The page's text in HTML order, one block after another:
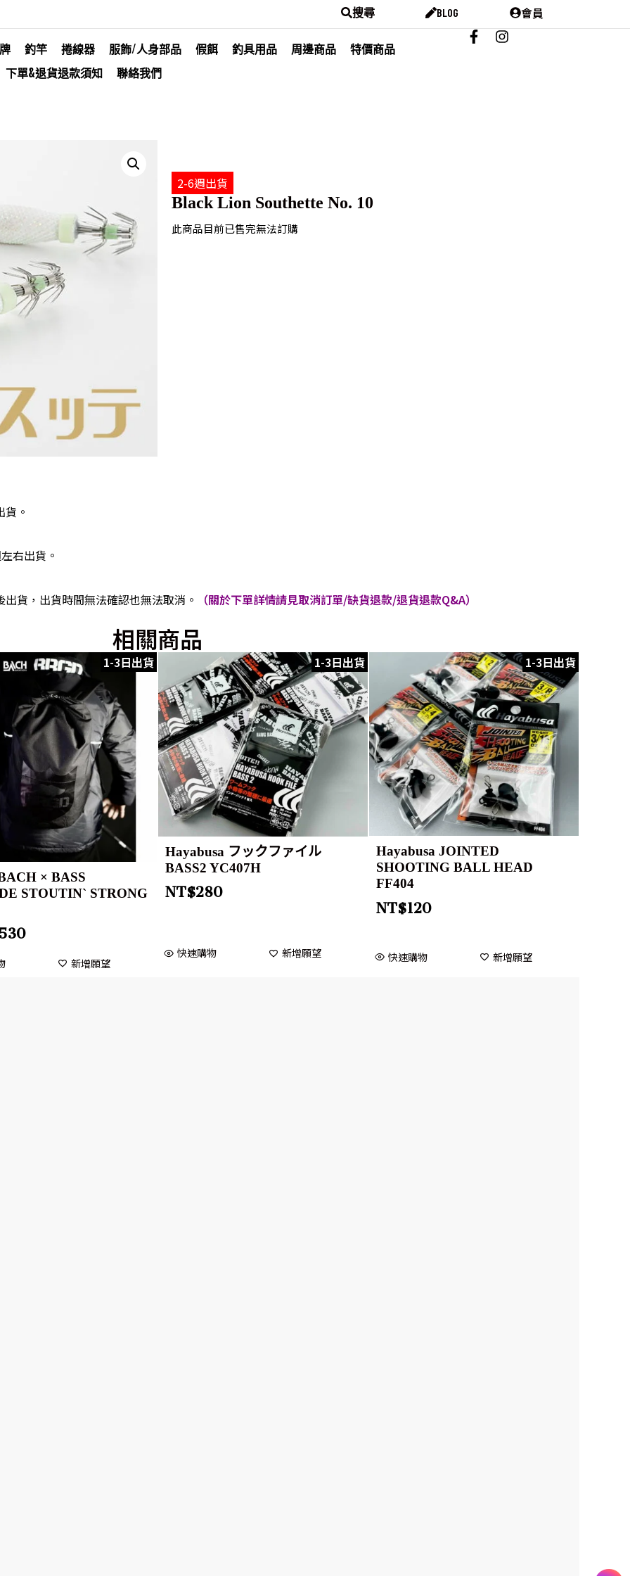
搜尋 BLOG 會員
釣竿 捲線器 服飾/人身部品 假餌 釣具用品 周邊商品
特價商品
下單&退貨退款須知
聯絡我們
2-6週出貨
Black Lion Southette No. 10
此商品目前已售完無法訂購
。
右出貨。
貨，出貨時間無法確認也無法取消。 （關於下單詳情請見取消訂單/缺貨退款/退貨退款Q&A）
相關商品
1-3日出貨
× BASS
STOUTIN` STRONG
新增願望
1-3日出貨
Hayabusa フックファイル
BASS2 YC407H
NT$280
快速購物 新增願望
1-3日出貨
Hayabusa JOINTED
SHOOTING BALL HEAD
FF404
NT$120
快速購物 新增願望